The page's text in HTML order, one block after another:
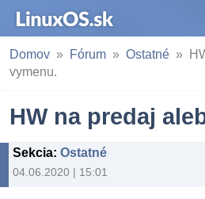
Domov Fórum Ostatné
vymenu.
HW na predaj
Sekcia: Ostatné
04.06.2020 | 15:01